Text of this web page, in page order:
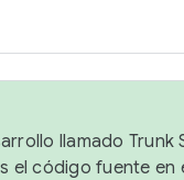
llamado Trunk
código fuente en